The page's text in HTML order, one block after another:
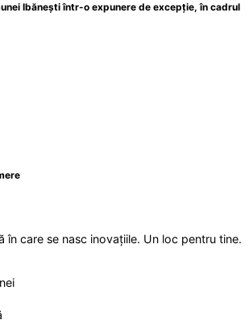
Ibănești într-o expunere de excepție, în cadrul
în care se nasc inovațiile. Un loc pentru tine.